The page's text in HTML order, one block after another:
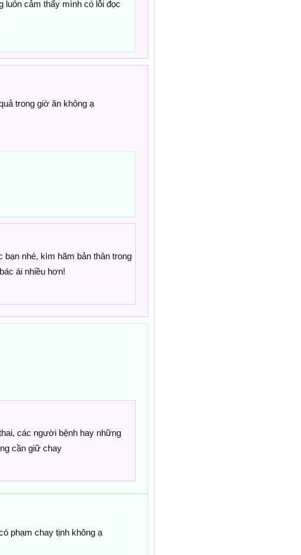
luôn cảm thấy mình có lỗi đọc
trong giờ ăn không ạ
nhé, kìm hãm bản thân trong
ái nhiều hơn!
các người bệnh hay những
cần giữ chay
phạm chay tịnh không ạ